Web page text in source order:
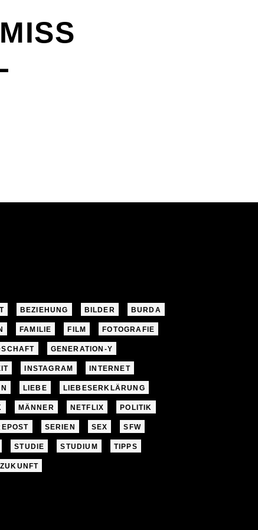
BEZIEHUNG BILDER BURDA
FAMILIE FILM FOTOGRAFIE
GENERATION-Y
INSTAGRAM INTERNET
LIEBE LIEBESERKLÄRUNG
MÄNNER NETFLIX POLITIK
SERIEN SEX SFW
STUDIE STUDIUM TIPPS
ZUKUNFT